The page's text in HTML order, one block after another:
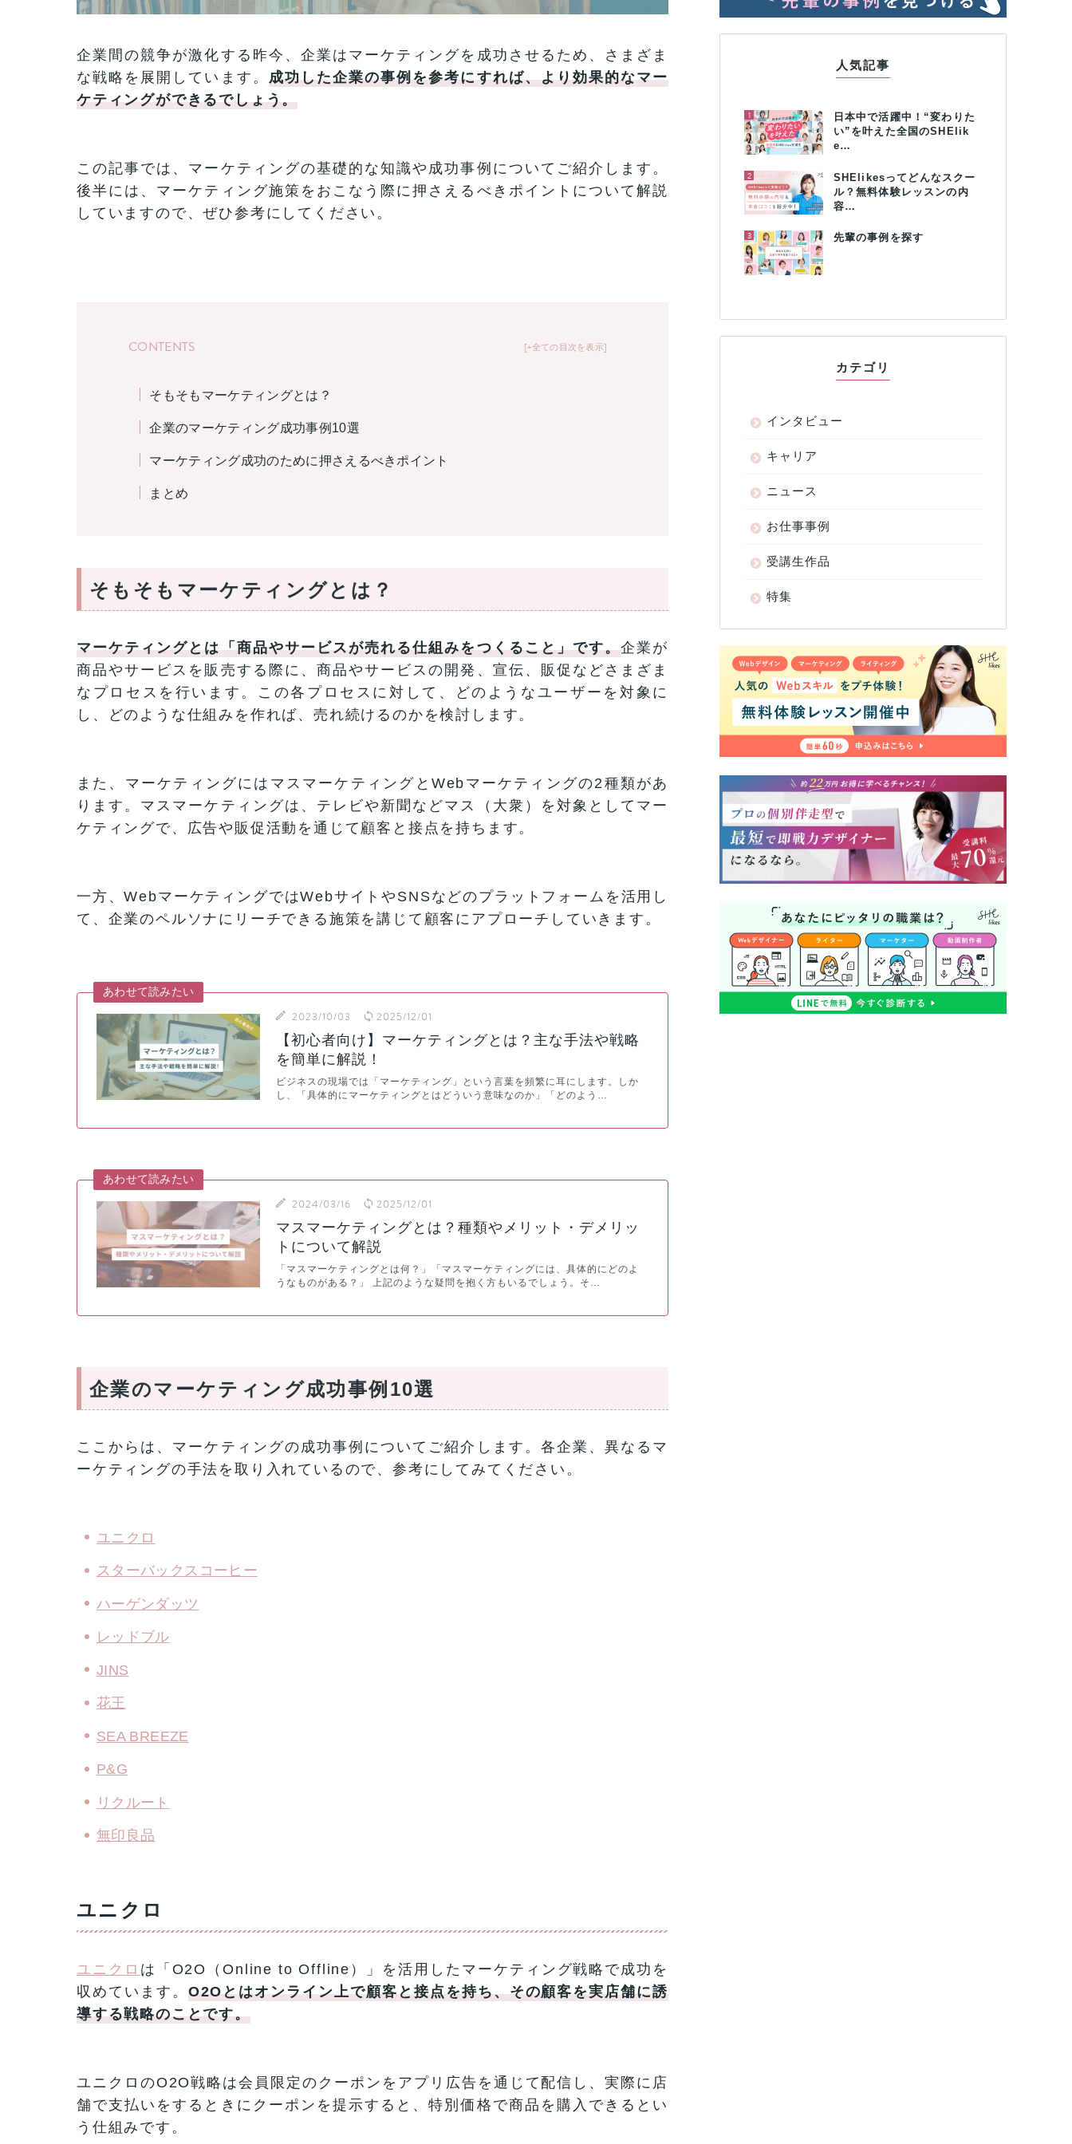
企業間の競争が激化する昨今、企業はマーケティングを成功させるため、さまざま
な戦略を展開しています。 成功した企業の事例を参考にすれば、より効果的なマー
ケティングができるでしょう。
この記事では、マーケティングの基礎的な知識や成功事例についてご紹介します。
後半には、マーケティング施策をおこなう際に押さえるべきポイントについて解説
していますので、ぜひ参考にしてください。
+全ての目次を表示
CONTENTS
そもそもマーケティングとは？
企業のマーケティング成功事例10選
マーケティング成功のために押さえるべきポイント
まとめ
そもそもマーケティングとは？
マーケティングとは「商品やサービスが売れる仕組みをつくること」です。企業が
商品やサービスを販売する際に、商品やサービスの開発、宣伝、販促などさまざま
なプロセスを行います。この各プロセスに対して、どのようなユーザーを対象に
し、どのような仕組みを作れば、売れ続けるのかを検討します。
また、マーケティングにはマスマーケティングとWebマーケティングの2種類があ
ります。マスマーケティングは、テレビや新聞などマス（大衆）を対象としてマー
ケティングで、広告や販促活動を通じて顧客と接点を持ちます。
一方、WebマーケティングではWebサイトやSNSなどのプラットフォームを活用し
て、企業のペルソナにリーチできる施策を講じて顧客にアプローチしていきます。
あわせて読みたい
2023/10/03
2025/12/01
【初心者向け】マーケティングとは？主な手法や戦略
を簡単に解説！
ビジネスの現場では「マーケティング」という言葉を頻繁に耳にします。しか
し、「具体的にマーケティングとはどういう意味なのか」「どのよう…
あわせて読みたい
2024/03/16
2025/12/01
マスマーケティングとは？種類やメリット・デメリッ
トについて解説
「マスマーケティングとは何？」「マスマーケティングには、具体的にどのよ
うなものがある？」 上記のような疑問を抱く方もいるでしょう。そ…
企業のマーケティング成功事例10選
ここからは、マーケティングの成功事例についてご紹介します。各企業、異なるマ
ーケティングの手法を取り入れているので、参考にしてみてください。
ユニクロ
スターバックスコーヒー
ハーゲンダッツ
レッドブル
JINS
花王
SEA BREEZE
P&G
リクルート
無印良品
ユニクロ
ユニクロ は「O2O（Online to Offline）」を活用したマーケティング戦略で成功を
収めています。 O2Oとはオンライン上で顧客と接点を持ち、その顧客を実店舗に誘
導する戦略のことです。
ユニクロのO2O戦略は会員限定のクーポンをアプリ広告を通じて配信し、実際に店
舗で支払いをするときにクーポンを提示すると、特別価格で商品を購入できるとい
う仕組みです。
人気記事
1
日本中で活躍中！“変わりた
い”を叶えた全国のSHElik
e…
2
SHElikesってどんなスクー
ル？無料体験レッスンの内
容…
3 先輩の事例を探す
カテゴリ
インタビュー
キャリア
ニュース
お仕事事例
受講生作品
特集